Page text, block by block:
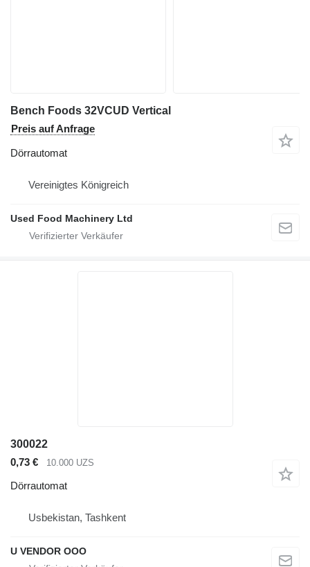
Bench Foods 32VCUD Vertical
Preis auf Anfrage
Dörrautomat
Vereinigtes Königreich
Used Food Machinery Ltd
300022
0,73 €
10.000 UZS
Dörrautomat
Usbekistan, Tashkent
U VENDOR OOO